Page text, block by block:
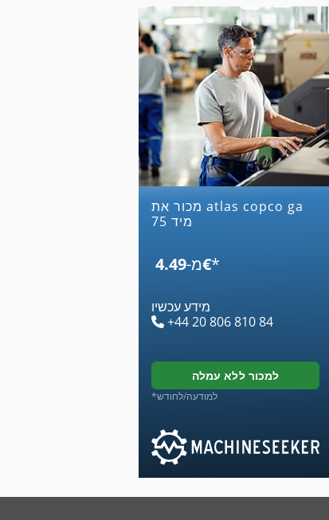
מכור את atlas copco ga
75 מיד
מ-‏4.49 ‏€*
מידע עכשיו
+44 20 806 810 84
למכור ללא עמלה
*למודעה/לחודש